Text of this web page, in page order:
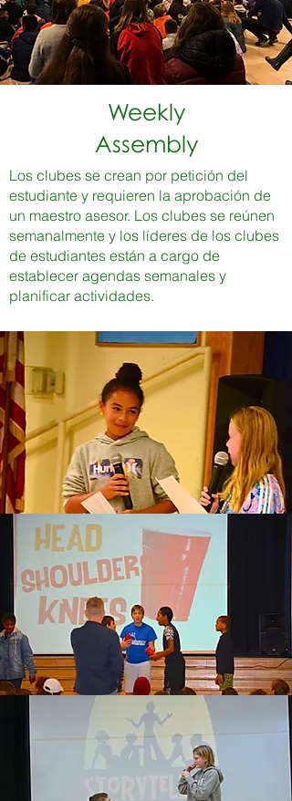
Weekly
Assembly
Los clubes se crean por petición del
estudiante y requieren la aprobación de
un maestro asesor. Los clubes se reúnen
semanalmente y los líderes de los clubes
de estudiantes están a cargo de
establecer agendas semanales y
planificar actividades.